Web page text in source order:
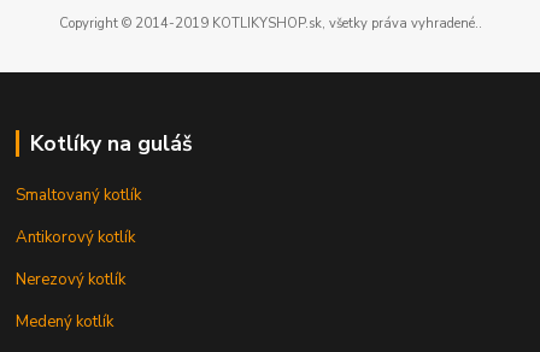
Copyright © 2014-2019 KOTLIKYSHOP.sk, všetky práva vyhradené..
Kotlíky na guláš
Smaltovaný kotlík
Antikorový kotlík
Nerezový kotlík
Medený kotlík